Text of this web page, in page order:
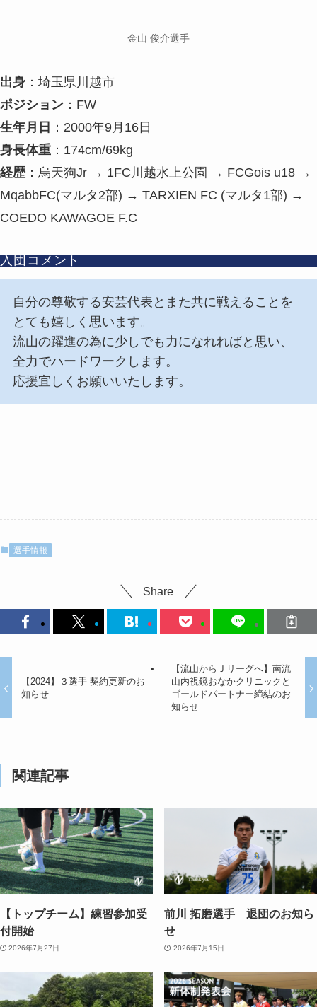
金山 俊介選手
出身 ：埼玉県川越市
ポジション ：FW
生年月日 ：2000年9月16日
身長体重 ：174cm/69kg
経歴 ：烏天狗Jr → 1FC川越水上公園 → FCGois u18 →
MqabbFC(マルタ2部) → TARXIEN FC (マルタ1部) →
COEDO KAWAGOE F.C
入団コメント
自分の尊敬する安芸代表とまた共に戦えることを
とても嬉しく思います。
流山の躍進の為に少しでも力になれればと思い、
全力でハードワークします。
応援宜しくお願いいたします。
選手情報
Share
【2024】３選手 契約更新のお
知らせ
【流山からＪリーグへ】南流
山内視鏡おなかクリニックと
ゴールドパートナー締結のお
知らせ
関連記事
【トップチーム】練習参加受
付開始
2026年7月27日
前川 拓磨選手 退団のお知ら
せ
2026年7月15日